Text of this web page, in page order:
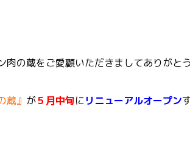
の蔵をご愛顧いただきましてありがと
蔵』 が５月中旬にリニューアルオープン